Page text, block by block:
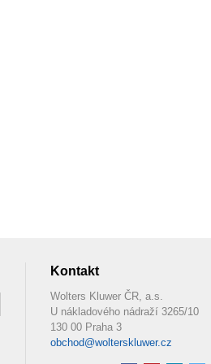
Kontakt
Wolters Kluwer ČR, a.s.
U nákladového nádraží 3265/10
130 00 Praha 3
obchod@wolterskluwer.cz